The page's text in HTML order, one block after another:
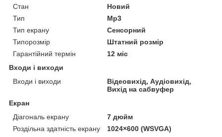
Стан
Новий
Тип
Mp3
Тип екрану
Сенсорний
Типорозмір
Штатний розмір
Гарантійний термін
12 міс
Входи і виходи
Входи і виходи
Відеовихід, Аудіовихід,
Вихід на сабвуфер
Екран
Діагональ екрану
7 дюйм
Роздільна здатність екрану
1024×600 (WSVGA)